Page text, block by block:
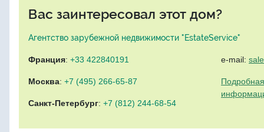
Вас заинтересовал этот дом?
Агентство зарубежной недвижимости "EstateService"
Франция: +33 422840191
Москва: +7 (495) 266-65-87
Санкт-Петербург: +7 (812) 244-68-54
e-mail: